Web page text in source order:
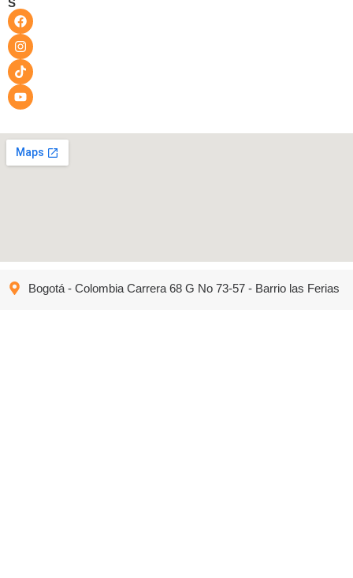
Bogotá - Colombia Carrera 68 G No 73-57 - Barrio las Ferias